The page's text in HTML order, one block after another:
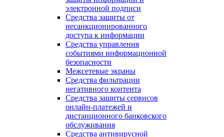
электронной подписи
Средства защиты от
несанкционированного
доступа к информации
Средства управления
событиями информационной
безопасности
Межсетевые экраны
Средства фильтрации
негативного контента
Средства защиты сервисов
онлайн-платежей и
дистанционного банковского
обслуживания
Средства антивирусной